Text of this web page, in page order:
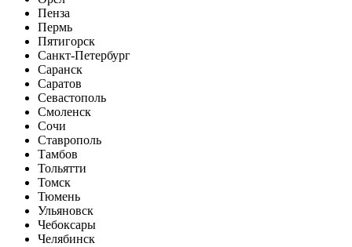
Пенза
Пермь
Пятигорск
Санкт-Петербург
Саранск
Саратов
Севастополь
Смоленск
Сочи
Ставрополь
Тамбов
Тольятти
Томск
Тюмень
Ульяновск
Чебоксары
Челябинск